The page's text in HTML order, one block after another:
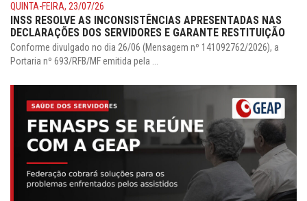
QUINTA-FEIRA, 23/07/26
INSS RESOLVE AS INCONSISTÊNCIAS APRESENTADAS NAS
DECLARAÇÕES DOS SERVIDORES E GARANTE RESTITUIÇÃO
Conforme divulgado no dia 26/06 (Mensagem nº 141092762/2026), a
Portaria nº 693/RFB/MF emitida pela ...